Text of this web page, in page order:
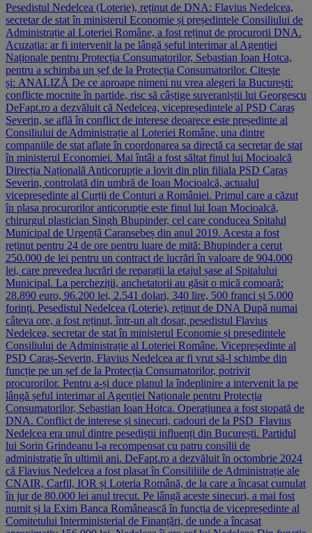
Pesedistul Nedelcea (Loterie), reținut de DNA: Flavius Nedelcea,
secretar de stat în ministerul Economie și președintele Consiliului de
Administrație al Loteriei Române, a fost reținut de procurorii DNA.
Acuzația: ar fi intervenit la pe lângă șeful interimar al Agenției
Naționale pentru Protecția Consumatorilor, Sebastian Ioan Hotca,
pentru a schimba un șef de la Protecția Consumatorilor. Citește
și: ANALIZĂ De ce aproape nimeni nu vrea alegeri la București:
conflicte mocnite în partide, risc să câștige suveraniștii lui Georgescu
DeFapt.ro a dezvăluit că Nedelcea, vicepreședintele al PSD Caraș
Severin, se află în conflict de interese deoarece este președinte al
Consiliului de Administrație al Loteriei Române, una dintre
companiile de stat aflate în coordonarea sa directă ca secretar de stat
în ministerul Economiei. Mai întâi a fost săltat finul lui Mocioalcă
Direcția Națională Anticorupție a lovit din plin filiala PSD Caraș
Severin, controlată din umbră de Ioan Mocioalcă, actualul
vicepreședinte al Curții de Conturi a României. Primul care a căzut
în plasa procurorilor anticorupție este finul lui Ioan Mocioalcă,
chirurgul plastician Singh Bhupinder, cel care conducea Spitalul
Municipal de Urgență Caransebeș din anul 2019. Acesta a fost
reținut pentru 24 de ore pentru luare de mită: Bhupinder a cerut
250.000 de lei pentru un contract de lucrări în valoare de 904.000
lei, care prevedea lucrări de reparații la etajul șase al Spitalului
Municipal. La percheziții, anchetatorii au găsit o mică comoară:
28.890 euro, 96.200 lei, 2.541 dolari, 340 lire, 500 franci și 5.000
forinți. Pesedistul Nedelcea (Loterie), reținut de DNA După numai
câteva ore, a fost reținut, într-un alt dosar, pesedistul Flavius
Nedelcea, secretar de stat în ministerul Economie și președintele
Consiliului de Administrație al Loteriei Române. Vicepreședinte al
PSD Caraș-Severin, Flavius Nedelcea ar fi vrut să-l schimbe din
funcție pe un șef de la Protecția Consumatorilor, potrivit
procurorilor. Pentru a-și duce planul la îndeplinire a intervenit la pe
lângă șeful interimar al Agenției Naționale pentru Protecția
Consumatorilor, Sebastian Ioan Hotca. Operațiunea a fost stopată de
DNA. Conflict de interese și sinecuri, cadouri de la PSD Flavius
Nedelcea era unul dintre pesediștii influenți din București. Partidul
lui Sorin Grindeanu l-a recompensat cu patru consilii de
administrație în ultimii ani. DeFapt.ro a dezvăluit în octombrie 2024
că Flavius Nedelcea a fost plasat în Consililiile de Administrație ale
CNAIR, Carfil, IOR și Loteria Română, de la care a încasat cumulat
în jur de 80.000 lei anul trecut. Pe lângă aceste sinecuri, a mai fost
numit și la Exim Banca Românească în funcția de vicepreședinte al
Comitetului Interministerial de Finanțări, de unde a încasat